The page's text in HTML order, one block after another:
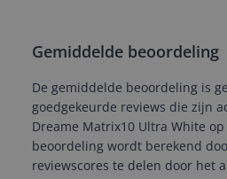
Gemiddelde beoordeling
De gemiddelde beoordeling is
goedgekeurde reviews die zijn
Dreame Matrix10 Ultra White op
beoordeling wordt berekend
reviewscores te delen door het